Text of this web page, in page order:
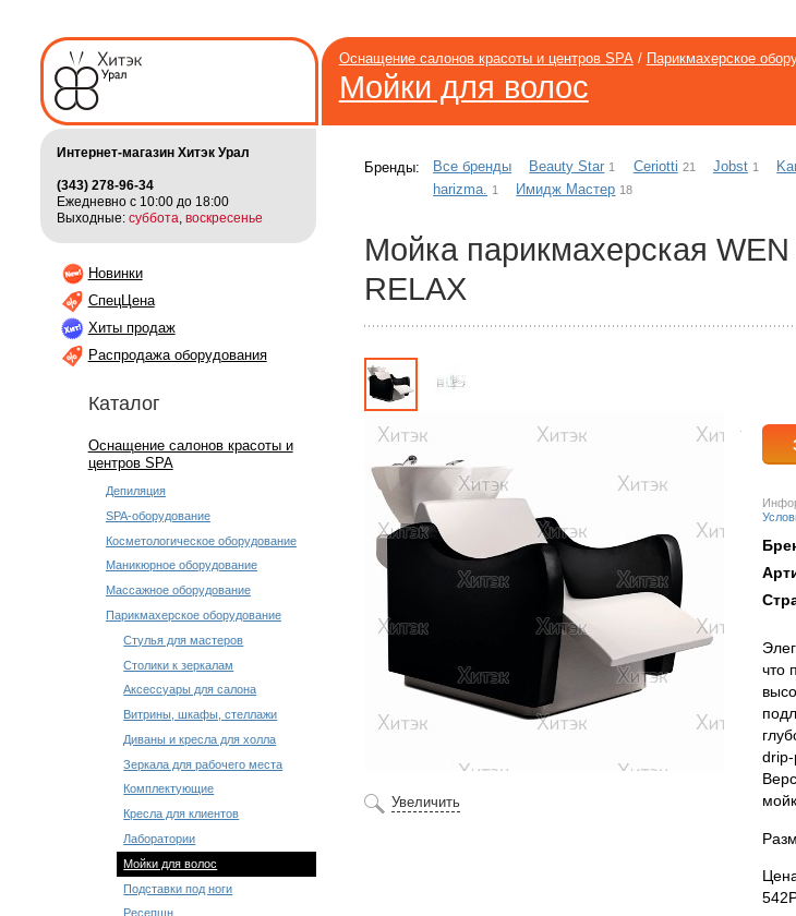
Оснащение салонов красоты и центров SPA/ Парикмахерское
Мойки для волос
Интернет-магазин Хитэк Урал
(343) 278-96-34
Ежедневно с 10:00 до 18:00
Выходные: суббота воскресенье
Новинки
СпецЦена
Хиты продаж
Распродажа оборудования
Каталог
Оснащение салонов красоты и
центров SPA
Депиляция
SPA-оборудование
Косметологическое оборудование
Маникюрное оборудование
Массажное оборудование
Парикмахерское оборудование
Стулья для мастеров
Столики к зеркалам
Аксессуары для салона
Витрины, шкафы, стеллажи
Диваны и кресла для холла
Зеркала для рабочего места
Комплектующие
Кресла для клиентов
Лаборатории
Мойки для волос
Подставки под ноги
Ресепшн
Бренды: Все бренды Beauty Star 1 Ceriotti 21 Jobst 1
harizma. 1 Имидж Мастер 18
Мойка парикмахерская WEN
RELAX
Увеличить
что